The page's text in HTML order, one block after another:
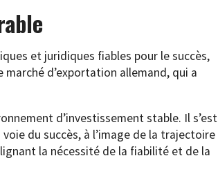
et juridiques fiables pour le succès,
d’exportation allemand, qui a
d’investissement stable. Il s’est
du succès, à l’image de la trajectoire
la nécessité de la fiabilité et de la